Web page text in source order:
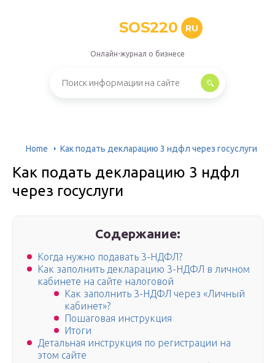
SOS220 RU
Онлайн-журнал о бизнесе
Home Как подать декларацию 3 ндфл через госуслуги
Как подать декларацию 3 ндфл
через госуслуги
Содержание:
Когда нужно подавать 3-НДФЛ?
Как заполнить декларацию 3-НДФЛ в личном
кабинете на сайте налоговой
Как заполнить 3-НДФЛ через «Личный
кабинет»?
Пошаговая инструкция
Итоги
Детальная инструкция по регистрации на
этом сайте